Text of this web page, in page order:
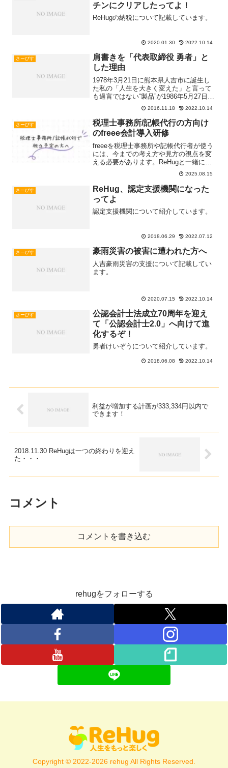
チンにクリアしたってよ！
ReHugの納税について記載しています。
2020.01.30 2022.10.14
さーびす
肩書きを「代表取締役 勇者」と
した理由
1978年3月21日に熊本県人吉市に誕生し
た私の「人生を大きく変えた」と言って
も過言ではない“製品”が1986年5月27日に
創られた！その名は「ドラゴンクエス
ト」！！2016年11月17日時点で株式会社
スクウェア・エニックス・ホールディン
グRead more...
2016.11.18 2022.10.14
さーびす
税理士事務所/記帳代行の方向け
のfreee会計導入研修
freeeを税理士事務所や記帳代行者が使う
には、今までの考え方や見方の視点を変
える必要があります。ReHugと一緒にや
2025.08.15
さーびす
ReHug、認定支援機関になった
ってよ
認定支援機関について紹介しています。
2018.06.29 2022.07.12
さーびす 豪雨災害の被害に遭われた方へ
人吉豪雨災害の支援について記載してい
ます。
2020.07.15 2022.10.14
さーびす
公認会計士法成立70周年を迎え
て「公認会計士2.0」へ向けて進
化するぞ！
勇者けいぞうについて紹介しています。
2018.06.08 2022.10.14
利益が増加する計画が333,334円以内で
できます！
2018.11.30 ReHugは一つの終わりを迎え
た・・・
コメント
コメントを書き込む
rehugをフォローする
Copyright © 2022-2026 rehug All Rights Reserved.